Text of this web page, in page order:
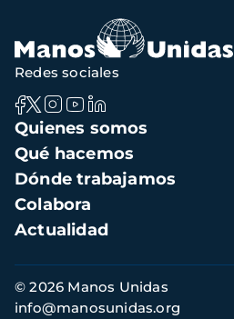
Navegación
principal
Quienes somos
Qué hacemos
Dónde trabajamos
Colabora
Actualidad
Redes sociales
Información
de
© 2026 Manos Unidas
info@manosunidas.org